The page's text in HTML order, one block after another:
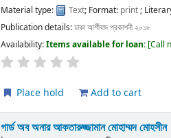
Material type:
Text; Format: print;
Publication details:ঢাকাআর্শীবাদ প্রকাশনী ২০১৮
Availability:Items available for loan: Call
Place hold Add to cart
গার্ড অব অনারআকতারুজ্জামান মোহাম্মদ মোহসীন